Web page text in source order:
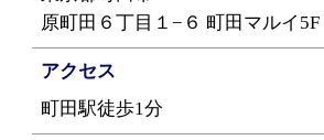
原町田６丁目１−６ 町田マルイ5F
アクセス
町田駅徒歩1分